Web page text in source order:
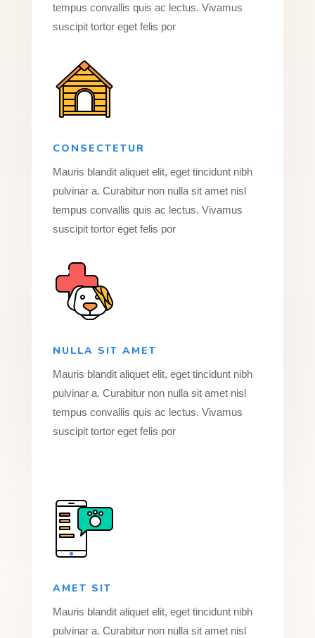
tempus convallis quis ac lectus. Vivamus
suscipit tortor eget felis por
CONSECTETUR
Mauris blandit aliquet elit, eget tincidunt nibh
pulvinar a. Curabitur non nulla sit amet nisl
tempus convallis quis ac lectus. Vivamus
suscipit tortor eget felis por
NULLA SIT AMET
Mauris blandit aliquet elit, eget tincidunt nibh
pulvinar a. Curabitur non nulla sit amet nisl
tempus convallis quis ac lectus. Vivamus
suscipit tortor eget felis por
AMET SIT
Mauris blandit aliquet elit, eget tincidunt nibh
pulvinar a. Curabitur non nulla sit amet nisl